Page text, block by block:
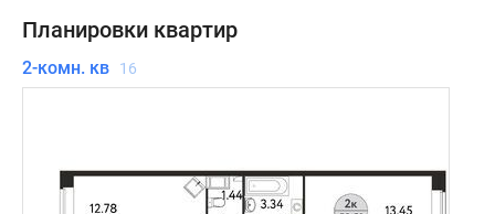
Планировки квартир
2-комн. кв 16